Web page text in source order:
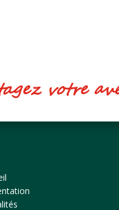
votre